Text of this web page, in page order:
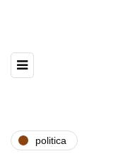
politica